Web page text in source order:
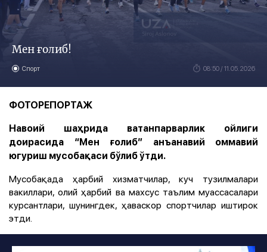
Мен ғолиб!
Спорт 08:50 / 11.05.2026
ФОТОРЕПОРТАЖ
Навоий шаҳрида ватанпарварлик ойлиги
доирасида “Мен ғолиб” анъанавий оммавий
югуриш мусобақаси бўлиб ўтди.
Мусобақада ҳарбий хизматчилар, куч тузилмалари
вакиллари, олий ҳарбий ва махсус таълим муассасалари
курсантлари, шунингдек, ҳаваскор спортчилар иштирок
этди.